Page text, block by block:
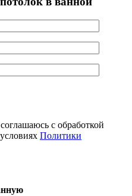
c обработкой
Политики